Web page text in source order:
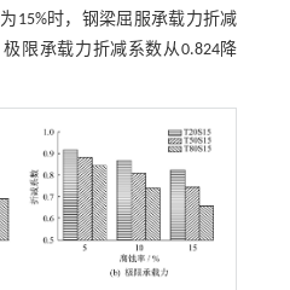
15%时，钢梁屈服承载力折减
限承载力折减系数从0.824降